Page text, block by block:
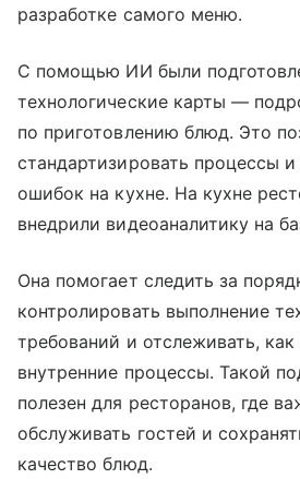
разработке самого меню.
С помощью ИИ были
технологические карты —
по приготовлению блюд. Это
стандартизировать процессы
ошибок на кухне. На кухне
внедрили видеоаналитику на
Она помогает следить за
контролировать выполнение
требований и отслеживать,
внутренние процессы. Такой
полезен для ресторанов, где
обслуживать гостей и
качество блюд.